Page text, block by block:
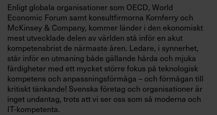
Enligt globala organisationer som OECD, World
Economic Forum samt konsultfirmorna Kornferry och
McKinsey & Company, kommer länder i den ekonomiskt
mest utvecklade delen av världen stå inför en akut
kompetensbrist de närmaste åren. Ledare, i synnerhet,
står inför en utmaning både gällande hårda och mjuka
färdigheter med ett mycket större fokus på teknologisk
kompetens och anpassningsförmåga – och förmågan till
kritiskt tänkande! Svenska företag och organisationer är
inget undantag, trots att vi ser oss som så moderna och
IT-kompetenta.